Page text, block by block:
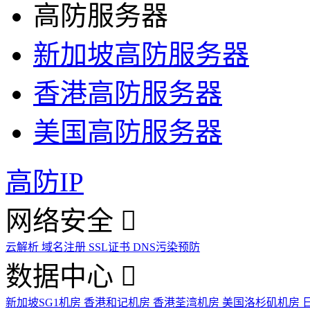
高防服务器
新加坡高防服务器
香港高防服务器
美国高防服务器
高防IP
网络安全
云解析 域名注册 SSL证书 DNS污染预防
数据中心
新加坡SG1机房 香港和记机房 香港荃湾机房 美国洛杉矶机房